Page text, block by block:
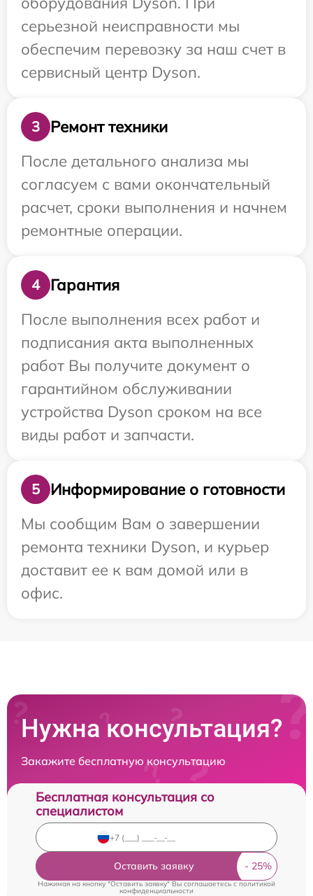
серьезной неисправности мы
обеспечим перевозку за наш счет в
сервисный центр Dyson.
3
Ремонт техники
После детального анализа мы
согласуем с вами окончательный
расчет, сроки выполнения и начнем
ремонтные операции.
4
Гарантия
После выполнения всех работ и
подписания акта выполненных
работ Вы получите документ о
гарантийном обслуживании
устройства Dyson сроком на все
виды работ и запчасти.
5
Информирование о готовности
Мы сообщим Вам о завершении
ремонта техники Dyson, и курьер
доставит ее к вам домой или в
офис.
Нужна консультация?
Закажите бесплатную консультацию
Бесплатная консультация со
специалистом
Оставить заявку
Нажимая на кнопку "Оставить заявку" Вы соглашаетесь cполитикой
конфиденциальности